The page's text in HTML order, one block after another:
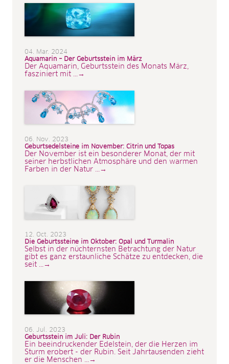
04. Mar. 2024
Aquamarin – Der Geburtsstein im März
Der Aquamarin, Geburtsstein des Monats März,
fasziniert mit ...→
06. Nov. 2023
Geburtsedelsteine im November: Citrin und Topas
Der November ist ein besonderer Monat, der mit
seiner herbstlichen Atmosphäre und den warmen
Farben in der Natur ...→
12. Oct. 2023
Die Geburtssteine im Oktober: Opal und Turmalin
Selbst in der nüchternsten Betrachtung der Natur
gibt es ganz erstaunliche Schätze zu entdecken, die
seit ...→
06. Jul. 2023
Geburtsstein im Juli: Der Rubin
Ein beeindruckender Edelstein, der die Herzen im
Sturm erobert - der Rubin. Seit Jahrtausenden zieht
er die Menschen ...→